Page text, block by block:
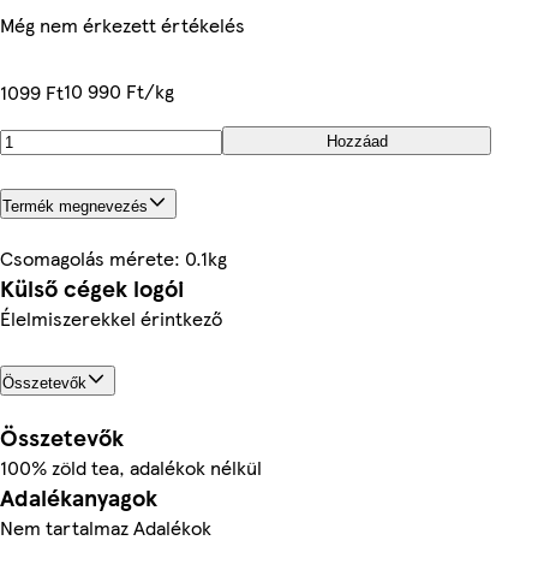
Még nem érkezett értékelés
1099 Ft10 990 Ft/kg
Hozzáad
Termék megnevezés
Csomagolás mérete: 0.1kg
Külső cégek logói
Élelmiszerekkel érintkező
Összetevők
Összetevők
100% zöld tea, adalékok nélkül
Adalékanyagok
Nem tartalmaz Adalékok